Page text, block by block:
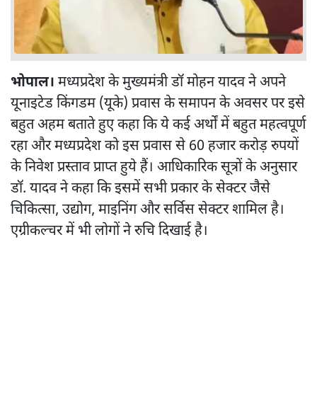
भोपाल। मध्यप्रदेश के मुख्यमंत्री डॉ मोहन यादव ने अपने
यूनाइटेड किंगडम (यूके) प्रवास के समापन के अवसर पर इसे
बहुत अहम बताते हुए कहा कि ये कई अर्थों में बहुत महत्वपूर्ण
रहा और मध्यप्रदेश को इस प्रवास से 60 हजार करोड़ रुपयों
के निवेश प्रस्ताव प्राप्त हुये हैं। आधिकारिक सूत्रों के अनुसार
डॉ. यादव ने कहा कि इसमें सभी प्रकार के सेक्टर जैसे
चिकित्सा, उद्योग, माइनिंग और सर्विस सेक्टर शामिल है।
एग्रीकल्चर में भी लोगों ने रुचि दिखाई है।